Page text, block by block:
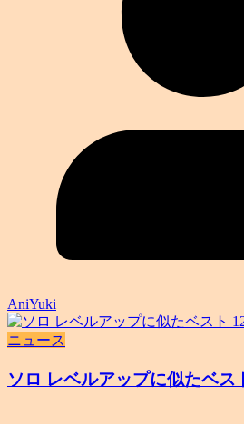
AniYuki
ニュース
ソロ レベルアップに似たベス